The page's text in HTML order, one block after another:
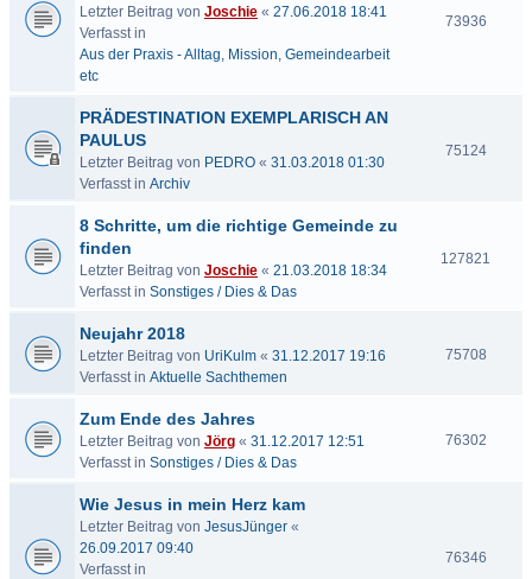
Letzter Beitrag von Joschie « 27.06.2018 18:41
Verfasst in
Aus der Praxis - Alltag, Mission, Gemeindearbeit
etc
73936
PRÄDESTINATION EXEMPLARISCH AN
PAULUS
Letzter Beitrag von PEDRO « 31.03.2018 01:30
Verfasst in Archiv
75124
8 Schritte, um die richtige Gemeinde zu
finden
Letzter Beitrag von Joschie « 21.03.2018 18:34
Verfasst in Sonstiges / Dies & Das
127821
Neujahr 2018
Letzter Beitrag von UriKulm « 31.12.2017 19:16
Verfasst in Aktuelle Sachthemen
75708
Zum Ende des Jahres
Letzter Beitrag von Jörg « 31.12.2017 12:51
Verfasst in Sonstiges / Dies & Das
76302
Wie Jesus in mein Herz kam
Letzter Beitrag von JesusJünger «
26.09.2017 09:40
Verfasst in
76346